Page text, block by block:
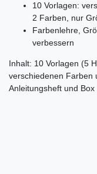
10 Vorlagen:
2 Farben, nur
Farbenlehre,
verbessern
Inhalt: 10 Vorlagen (5
verschiedenen Farben
Anleitungsheft und Box